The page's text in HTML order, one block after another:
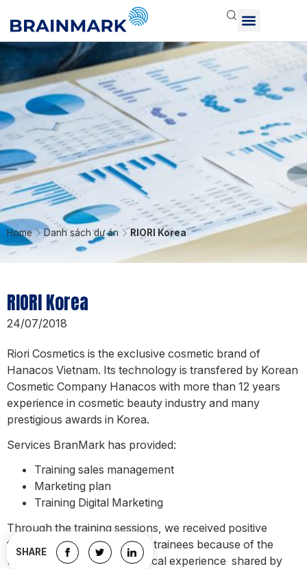
Home Danh sách dự án RIORI Korea
RIORI Korea
24/07/2018
Riori Cosmetics is the exclusive cosmetic brand of
Hanacos Vietnam. Its technology is transfered by Korean
Cosmetic Company Hanacos with more than 12 years
experience in cosmetic beauty industry and many
prestigious awards in Korea.
Services BranMark has provided:
Training sales management
Marketing plan
Training Digital Marketing
Through the training sessions, we received positive
feedback from the Hanacos trainees because of the
useful knowledge and practical experience shared by
SHARE